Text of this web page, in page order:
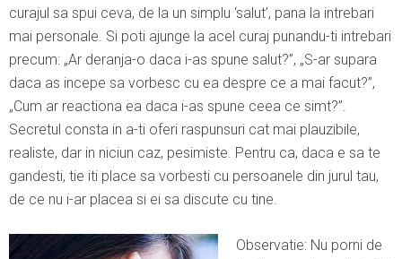
curajul sa spui ceva, de la un simplu ‘salut’, pana la intrebari
mai personale. Si poti ajunge la acel curaj punandu-ti intrebari
precum: „Ar deranja-o daca i-as spune salut?”, „S-ar supara
daca as incepe sa vorbesc cu ea despre ce a mai facut?”,
„Cum ar reactiona ea daca i-as spune ceea ce simt?”.
Secretul consta in a-ti oferi raspunsuri cat mai plauzibile,
realiste, dar in niciun caz, pesimiste. Pentru ca, daca e sa te
gandesti, tie iti place sa vorbesti cu persoanele din jurul tau,
de ce nu i-ar placea si ei sa discute cu tine.
Observatie: Nu porni de